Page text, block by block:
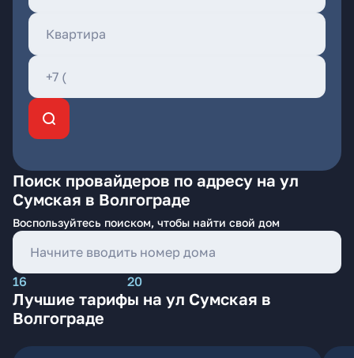
Поиск провайдеров по адресу на ул
Сумская в Волгограде
Воспользуйтесь поиском, чтобы найти свой дом
16 20
Лучшие тарифы на ул Сумская в
Волгограде